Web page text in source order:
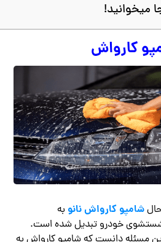
میخوانید!
کارواش
حالشامپو کارواش نانو به
خودرو تبدیل شده است.